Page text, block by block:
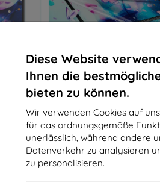
Diese Website
Ihnen die
bieten zu können.
Wir verwenden Cookies auf
für das ordnungsgemäße
unerlässlich, während andere
Datenverkehr zu analysieren
zu personalisieren.